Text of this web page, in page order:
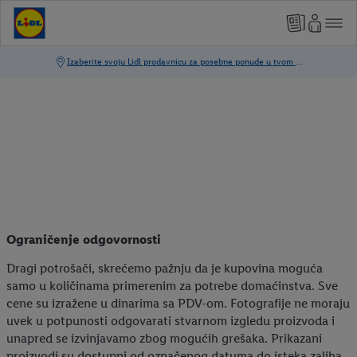
Ograničenje odgovornosti
Dragi potrošači, skrećemo pažnju da je kupovina moguća
samo u količinama primerenim za potrebe domaćinstva. Sve
cene su izražene u dinarima sa PDV-om. Fotografije ne moraju
uvek u potpunosti odgovarati stvarnom izgledu proizvoda i
unapred se izvinjavamo zbog mogućih grešaka. Prikazani